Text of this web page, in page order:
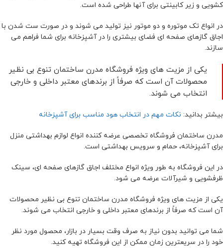
کشویی و زیر کابینتی برای آنها طراحی شده است.
در انواع تک موتوره و دو موتور نیز تولید می شوند و در صورت ست شدن با
اجاق گازهای صفحه ای فضای بیشتری را در آشپزخانه برای شما فراهم می
سازند.
یکی از مزیت های ویژه فروشگاه مدرن ساختمان تنوع بی نظیر
محصولات آن است که صرفاً از برندهای معتبر داخلی و خارجی
انتخاب می شوند.
بیشتر بدانید: نکات مهم در انتخاب هود مناسب برای آشپزخانه
مدرن ساختمان فروشگاه تخصصی عرضه کننده انواع لوازم بهداشتی منزل
برای آشپزخانه، حمام و سرویس بهداشتی است.
در این فروشگاه به طور ویژه انواع مختلف اجاق گازهای صفحه ای، سینک
ظرفشویی و شیرآلات عرضه می شود.
یکی از مزیت های ویژه فروشگاه مدرن ساختمان تنوع بی نظیر محصولات
آن است که صرفاً از برندهای معتبر داخلی و خارجی انتخاب می شوند.
شما می توانید بدون نیاز به صرف وقت بسیار در بازار، محصول مورد نظر
خود را در سریعترین زمان ممکن از این فروشگاه تهیه کنید.